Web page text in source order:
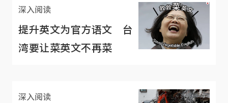
深入阅读
提升英文为官方语文 台
湾要让菜英文不再菜
深入阅读